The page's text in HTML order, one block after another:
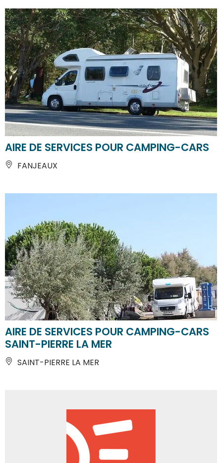
AIRE DE SERVICES POUR CAMPING-CARS
FANJEAUX
AIRE DE SERVICES POUR CAMPING-CARS
SAINT-PIERRE LA MER
SAINT-PIERRE LA MER